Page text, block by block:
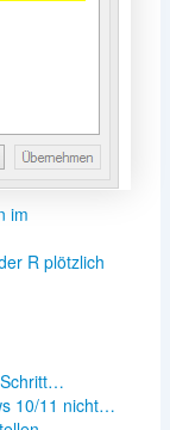
im
R plötzlich
10/11 nicht…